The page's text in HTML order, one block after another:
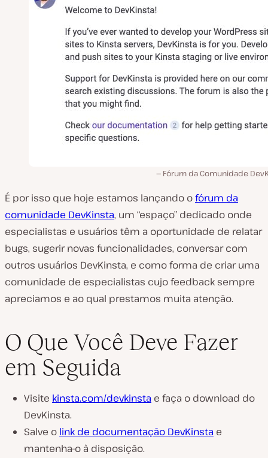
Fórum da Comunidade
É por isso que hoje estamos lançando ofórum da
comunidade DevKinsta, um “espaço” dedicado onde
especialistas e usuários têm a oportunidade de relatar
bugs, sugerir novas funcionalidades, conversar com
outros usuários DevKinsta, e como forma de criar uma
comunidade de especialistas cujo feedback sempre
apreciamos e ao qual prestamos muita atenção.
O Que Você Deve Fazer
em Seguida
Visite kinsta.com/devkinsta e faça o download do
DevKinsta.
Salve o link de documentação DevKinsta e
mantenha-o à disposição.